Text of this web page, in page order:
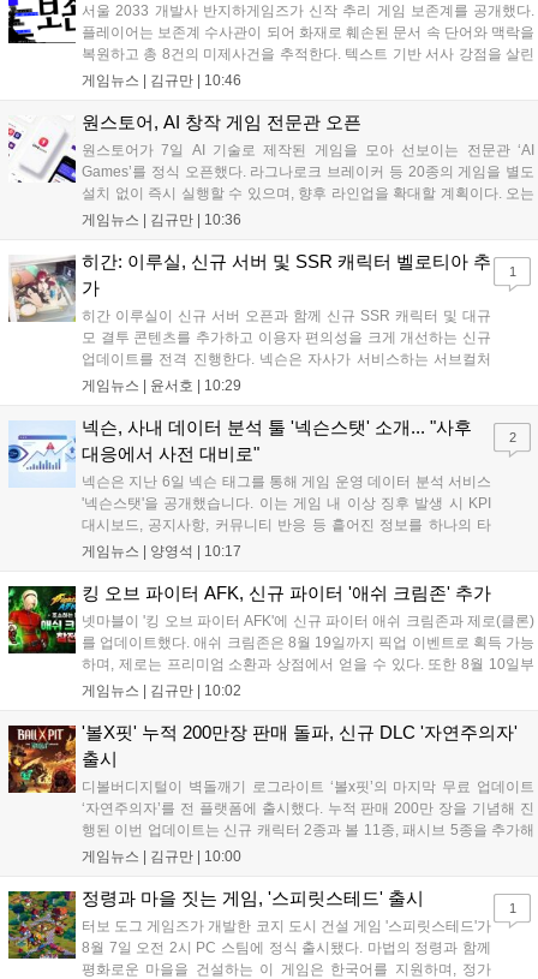
서울 2033 개발사 반지하게임즈가 신작 추리 게임 보존계를 공개했다.
플레이어는 보존계 수사관이 되어 화재로 훼손된 문서 속 단어와 맥락을
복원하고 총 8건의 미제사건을 추적한다. 텍스트 기반 서사 강점을 살린
이번 게임은 정보 조합과 사건 재구성이 핵심이며, 현재 스팀 상점 페이
개발에 박차를 가하고 있다....
게임뉴스 | 김규만 | 10:46
원스토어, AI 창작 게임 전문관 오픈
원스토어가 7일 AI 기술로 제작된 게임을 모아 선보이는 전문관 ‘AI
Games’를 정식 오픈했다. 라그나로크 브레이커 등 20종의 게임을 별도
설치 없이 즉시 실행할 수 있으며, 향후 라인업을 확대할 계획이다. 오는
11일부터는 게임 실행 시 할인 쿠폰을 지급하는 오픈 기념 이벤트도 진
있는 환경을 조성해 창작자와 이용자 모두에게 새로운 경험을 제공할 것
으로 기대된다....
게임뉴스 | 김규만 | 10:36
히간: 이루실, 신규 서버 및 SSR 캐릭터 벨로티아 추
가
히간 이루실이 신규 서버 오픈과 함께 신규 SSR 캐릭터 및 대규
모 결투 콘텐츠를 추가하고 이용자 편의성을 크게 개선하는 신규
업데이트를 전격 진행한다. 넥슨은 자사가 서비스하는 서브컬처
게임 히간 이루실에 신규 서버 'world3'을 개설하고 신규 캐릭터
이번 업데이트를 통해 어둠 속 서큐버스...
게임뉴스 | 윤서호 | 10:29
1
넥슨, 사내 데이터 분석 툴 '넥슨스탯' 소개... "사후
대응에서 사전 대비로"
넥슨은 지난 6일 넥슨 태그를 통해 게임 운영 데이터 분석 서비스
'넥슨스탯'을 공개했습니다. 이는 게임 내 이상 징후 발생 시 KPI
대시보드, 공지사항, 커뮤니티 반응 등 흩어진 정보를 하나의 타
임라인에 연결해 원인을 빠르게 파악하도록 돕는 관제 허브입니
중심의 운영 방식을 사전 대비 체계로 전환하며 데이터 기반의 효
게임뉴스 | 양영석 | 10:17
2
킹 오브 파이터 AFK, 신규 파이터 '애쉬 크림존' 추가
넷마블이 '킹 오브 파이터 AFK'에 신규 파이터 애쉬 크림존과 제로(클론)
를 업데이트했다. 애쉬 크림존은 8월 19일까지 픽업 이벤트로 획득 가능
하며, 제로는 프리미엄 소환과 상점에서 얻을 수 있다. 또한 8월 10일부
터 14일까지 럭키 엘피 이벤트로 론을, 13일부터 26일까지 트로피칼 아
로 전략적 전투의 재미가 더욱 강화될 것으로 기대된다....
게임뉴스 | 김규만 | 10:02
'볼X핏' 누적 200만장 판매 돌파, 신규 DLC '자연주의자'
출시
디볼버디지털이 벽돌깨기 로그라이트 ‘볼x핏’의 마지막 무료 업데이트
‘자연주의자’를 전 플랫폼에 출시했다. 누적 판매 200만 장을 기념해 진
행된 이번 업데이트는 신규 캐릭터 2종과 볼 11종, 패시브 5종을 추가해
전략적 재미를 높였다. 게임은 PC와 콘솔, 모바일에서 한글판으로 즐길
라고 밝혀 향후 행보에 기대감을 모으고 있다. 상세 정보는 공식 홈페이
게임뉴스 | 김규만 | 10:00
정령과 마을 짓는 게임, '스피릿스테드' 출시
터보 도그 게임즈가 개발한 코지 도시 건설 게임 '스피릿스테드'가
8월 7일 오전 2시 PC 스팀에 정식 출시됐다. 마법의 정령과 함께
평화로운 마을을 건설하는 이 게임은 한국어를 지원하며, 정가
1